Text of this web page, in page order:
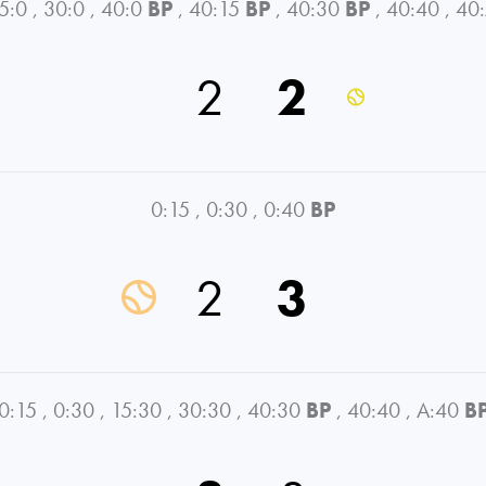
, 30:0 , 40:0 BP , 40:15 BP , 40:30 BP , 40:40 ,
2 2
0:15 , 0:30 , 0:40 BP
2 3
, 0:30 , 15:30 , 30:30 , 40:30 BP , 40:40 , A:40